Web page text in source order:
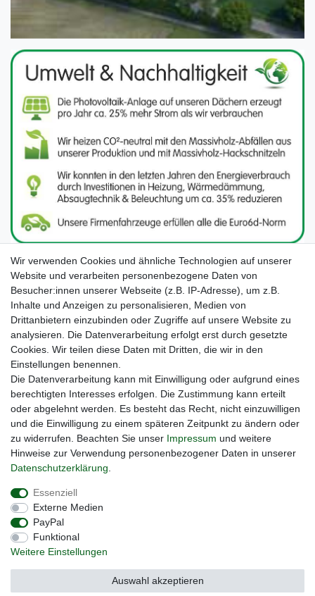
Unsere Seiten im Social Media:
Wir verwenden Cookies und ähnliche Technologien auf unserer
Website und verarbeiten personenbezogene Daten von
Besucher:innen unserer Webseite (z.B. IP-Adresse), um z.B.
Inhalte und Anzeigen zu personalisieren, Medien von
Drittanbietern einzubinden oder Zugriffe auf unsere Website zu
analysieren. Die Datenverarbeitung erfolgt erst durch gesetzte
Cookies. Wir teilen diese Daten mit Dritten, die wir in den
Einstellungen benennen.
Die Datenverarbeitung kann mit Einwilligung oder aufgrund eines
berechtigten Interesses erfolgen. Die Zustimmung kann erteilt
oder abgelehnt werden. Es besteht das Recht, nicht einzuwilligen
und die Einwilligung zu einem späteren Zeitpunkt zu ändern oder
zu widerrufen. Beachten Sie unser Impressum und weitere
Hinweise zur Verwendung personenbezogener Daten in unserer
Daten­schutz­erklärung
Essenziell
Externe Medien
PayPal
Funktional
Weitere Einstellungen
Auswahl akzeptieren